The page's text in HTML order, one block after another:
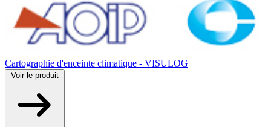
Cartographie d'enceinte climatique - VISULOG
Voir le produit